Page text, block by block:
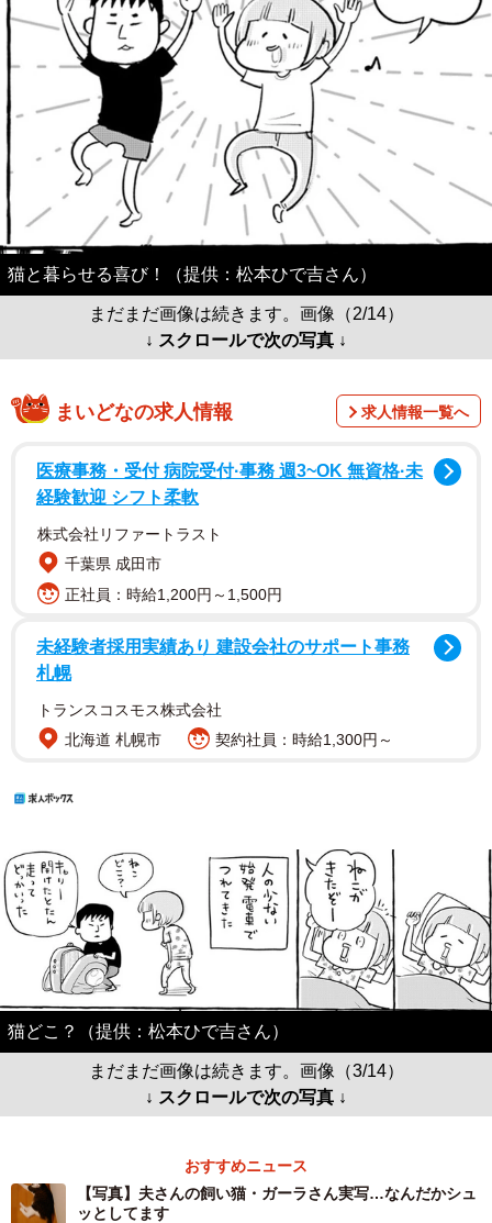
猫と暮らせる喜び！（提供：松本ひで吉さん）
まだまだ画像は続きます。画像（2/14）
↓ スクロールで次の写真 ↓
まいどなの求人情報 求人情報一覧へ
医療事務・受付 病院受付·事務 週3~OK 無資格·未
経験歓迎 シフト柔軟
株式会社リファートラスト
千葉県 成田市
正社員：時給1,200円～1,500円
未経験者採用実績あり 建設会社のサポート事務
札幌
トランスコスモス株式会社
北海道 札幌市
契約社員：時給1,300円～
猫どこ？（提供：松本ひで吉さん）
まだまだ画像は続きます。画像（3/14）
↓ スクロールで次の写真 ↓
おすすめニュース
【写真】夫さんの飼い猫・ガーラさん実写…なんだかシュ
ッとしてます